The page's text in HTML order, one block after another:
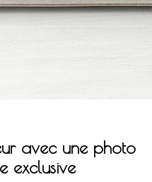
avec une photo
exclusive